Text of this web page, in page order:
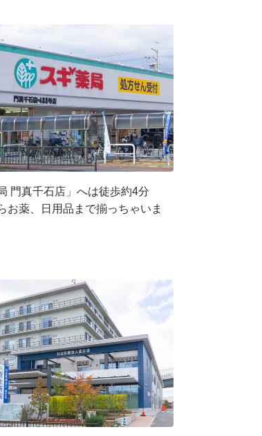
門真千石店」へは徒歩約4分
お薬、日用品まで揃っちゃいま